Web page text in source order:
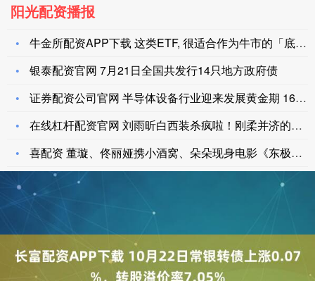
阳光配资播报
牛金所配资APP下载 这类ETF, 很适合作为牛市的「底仓」
银泰配资官网 7月21日全国共发行14只地方政府债
证券配资公司官网 半导体设备行业迎来发展黄金期 16只绩优潜
在线杠杆配资官网 刘雨昕白西装杀疯啦！刚柔并济的美学暴击正席
喜配资 董璇、佟丽娅携小酒窝、朵朵现身电影《东极岛》首映礼：